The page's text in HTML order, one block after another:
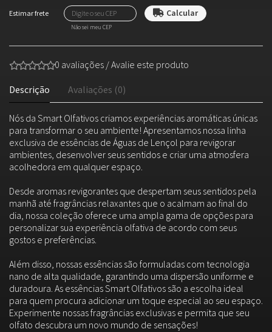
Não sei meu CEP
0 avaliações /Avalie este produto
Descrição Avaliações (0)
Nós da Smart Olfativos criamos experiências aromáticas únicas
para transformar o seu ambiente! Apresentamos nossa linha
exclusiva de essências de Águas de Lençol para revigorar
ambientes, desenvolver seus sentidos e criar uma atmosfera
acolhedora em qualquer espaço.
Desde aromas revigorantes que despertam seus sentidos pela
manhã até fragrâncias relaxantes que o acalmam ao final do
dia, nossa coleção oferece uma ampla gama de opções para
personalizar sua experiência olfativa de acordo com seus
gostos e preferências.
Além disso, nossas essências são formuladas com tecnologia
nano de alta qualidade, garantindo uma dispersão uniforme e
duradoura. As essências Smart Olfativos são a escolha ideal
para quem procura adicionar um toque especial ao seu espaço.
Experimente nossas fragrâncias exclusivas e permita que seu
olfato descubra um novo mundo de sensações!